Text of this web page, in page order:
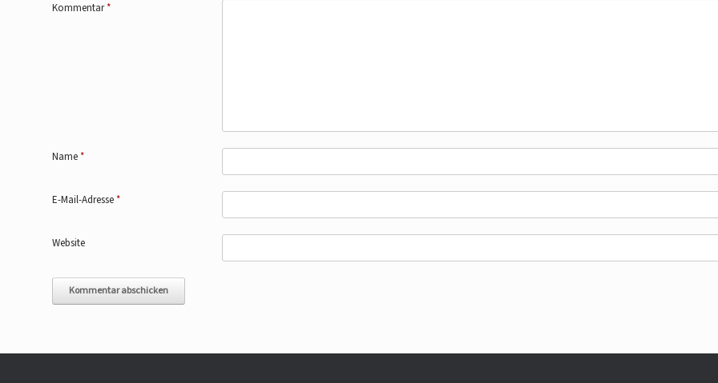
Kommentar*
Name*
E-Mail-Adresse*
Website